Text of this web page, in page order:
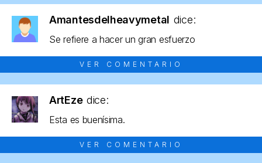
Amantesdelheavymetal dice:
Se refiere a hacer un gran esfuerzo
VER COMENTARIO
ArtEze dice:
Esta es buenísima.
VER COMENTARIO